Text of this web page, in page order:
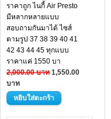
ราคาถูก ไนกี้ Air Presto
มีหลากหลายแบบ
สอบถามกันมาได้ ไซส์
ตามรูป 37 38 39 40 41
42 43 44 45 ทุกแบบ
ราคาแค่ 1550 บา
2,000.00 บาท 1,550.00
บาท